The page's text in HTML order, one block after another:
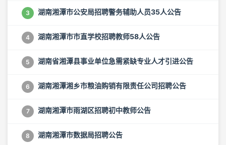
3 湖南湘潭市公安局招聘警务辅助人员35人公告
4 湖南湘潭市市直学校招聘教师58人公告
5 湖南省湘潭县事业单位急需紧缺专业人才引进公告
6 湖南湘潭湘乡市粮油购销有限责任公司招聘公告
7 湖南湘潭市雨湖区招聘初中教师公告
8 湖南湘潭市数据局招聘公告